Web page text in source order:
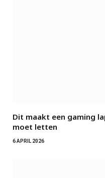
Dit maakt een gaming
moet letten
6 APRIL 2026